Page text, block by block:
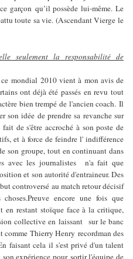
garçon qu’il possède lui-même. Le
toute sa vie. (Ascendant Vierge le
seulement la responsabilité de
mondial 2010 vient à mon avis de
ont déjà été passés en revu tout
bien trempé de l'ancien coach. Il
son idée de prendre sa revanche sur
de s'être accroché à son poste de
et à force de feindre l' indifférence
son groupe, tout en continuant dans
avec les journalistes n'a fait que
et son autorité d'entraineur. Des
controversé au match retour décisif
encore une fois que
en restant stoïque face à la critique,
collective en laissant sur le banc
Thierry Henry recordman des
faisant cela il s'est privé d'un talent
expérience pour sortir l'équipe de